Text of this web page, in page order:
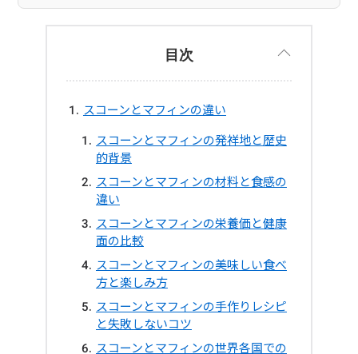
目次
スコーンとマフィンの違い
スコーンとマフィンの発祥地と歴史
的背景
スコーンとマフィンの材料と食感の
違い
スコーンとマフィンの栄養価と健康
面の比較
スコーンとマフィンの美味しい食べ
方と楽しみ方
スコーンとマフィンの手作りレシピ
と失敗しないコツ
スコーンとマフィンの世界各国での